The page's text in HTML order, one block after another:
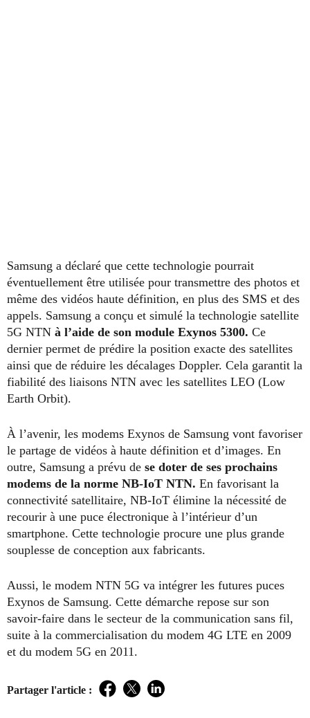
Samsung a déclaré que cette technologie pourrait
éventuellement être utilisée pour transmettre des photos et
même des vidéos haute définition, en plus des SMS et des
appels. Samsung a conçu et simulé la technologie satellite
5G NTN à l’aide de son module Exynos 5300. Ce
dernier permet de prédire la position exacte des satellites
ainsi que de réduire les décalages Doppler. Cela garantit la
fiabilité des liaisons NTN avec les satellites LEO (Low
Earth Orbit).
À l’avenir, les modems Exynos de Samsung vont favoriser
le partage de vidéos à haute définition et d’images. En
outre, Samsung a prévu de se doter de ses prochains
modems de la norme NB-IoT NTN. En favorisant la
connectivité satellitaire, NB-IoT élimine la nécessité de
recourir à une puce électronique à l’intérieur d’un
smartphone. Cette technologie procure une plus grande
souplesse de conception aux fabricants.
Aussi, le modem NTN 5G va intégrer les futures puces
Exynos de Samsung. Cette démarche repose sur son
savoir-faire dans le secteur de la communication sans fil,
suite à la commercialisation du modem 4G LTE en 2009
et du modem 5G en 2011.
Partager l'article : Facebook
TwitterLinkedIn